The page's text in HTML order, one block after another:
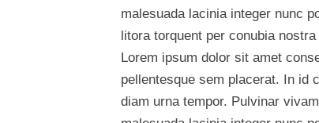
malesuada lacinia integer nunc
litora torquent per conubia
Lorem ipsum dolor sit amet
pellentesque sem placerat. In id
diam urna tempor. Pulvinar